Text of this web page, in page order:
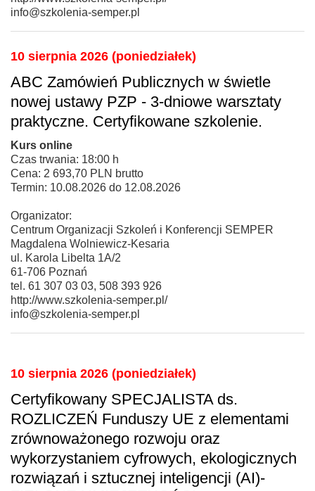
info@szkolenia-semper.pl
10 sierpnia 2026 (poniedziałek)
ABC Zamówień Publicznych w świetle
nowej ustawy PZP - 3-dniowe warsztaty
praktyczne. Certyfikowane szkolenie.
Kurs online
Czas trwania: 18:00 h
Cena: 2 693,70 PLN brutto
Termin: 10.08.2026 do 12.08.2026
Organizator:
Centrum Organizacji Szkoleń i Konferencji SEMPER
Magdalena Wolniewicz-Kesaria
ul. Karola Libelta 1A/2
61-706 Poznań
tel. 61 307 03 03, 508 393 926
http://www.szkolenia-semper.pl/
info@szkolenia-semper.pl
10 sierpnia 2026 (poniedziałek)
Certyfikowany SPECJALISTA ds.
ROZLICZEŃ Funduszy UE z elementami
zrównoważonego rozwoju oraz
wykorzystaniem cyfrowych, ekologicznych
rozwiązań i sztucznej inteligencji (AI)-